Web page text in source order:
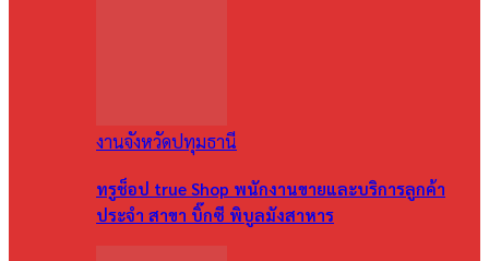
งานจังหวัดปทุมธานี
ทรูช็อป true Shop พนักงานขายและบริการลูกค้า
ประจำ สาขา บิ๊กซี พิบูลมังสาหาร